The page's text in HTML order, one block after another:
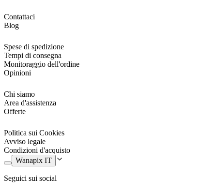
Contattaci
Blog
Spese di spedizione
Tempi di consegna
Monitoraggio dell'ordine
Opinioni
Chi siamo
Area d'assistenza
Offerte
Politica sui Cookies
Avviso legale
Condizioni d'acquisto
Wanapix IT
Seguici sui social